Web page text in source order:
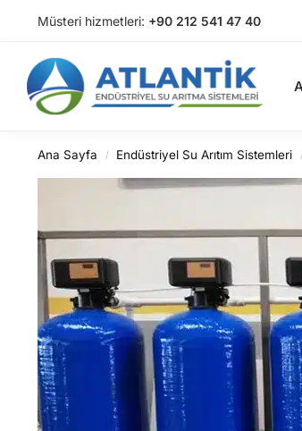
Müsteri hizmetleri: +90 212 541 47 40
Arama
Ana Sayfa / Endüstriyel Su Arıtım Sistemleri